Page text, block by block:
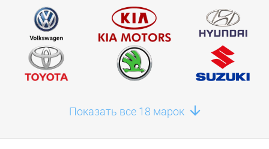
Куинс
Забронировать здесь
Статен-Айленд
Забронировать здесь
Бронкс
Элмонт
Показать все 18 марок